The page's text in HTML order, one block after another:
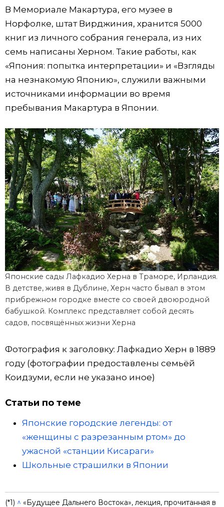
В Мемориале Макартура, его музее в
Норфолке, штат Вирджиния, хранится 5000
книг из личного собрания генерала, из них
семь написаны Херном. Такие работы, как
«Япония: попытка интерпретации» и «Взгляды
на незнакомую Японию», служили важными
источниками информации во время
пребывания Макартура в Японии.
Японские сады Лафкадио Херна в Траморе, Ирландия.
В детстве, живя в Дублине, Херн часто бывал в этом
прибрежном городке вместе со своей двоюродной
бабушкой. Комплекс представляет собой десять
садов, посвящённых жизни Херна
Фотография к заголовку: Лафкадио Херн в 1889
году (фотографии предоставлены семьёй
Коидзуми, если не указано иное)
Статьи по теме
Японские городские легенды: от
«женщины с разрезанным ртом» до
ужасной «станции Кисараги»
Школьные страшилки в Японии
(*1) ^ «Будущее Дальнего Востока», лекция, прочитанная в